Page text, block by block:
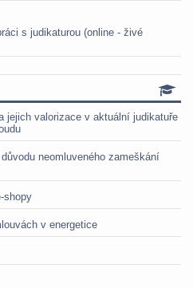
s judikaturou (online - živé
jejich valorizace v aktuální judikatuře
neomluveného zameškání
shopy
v energetice